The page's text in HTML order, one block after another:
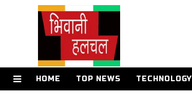
HOME TOP NEWS TECHNOLOGY